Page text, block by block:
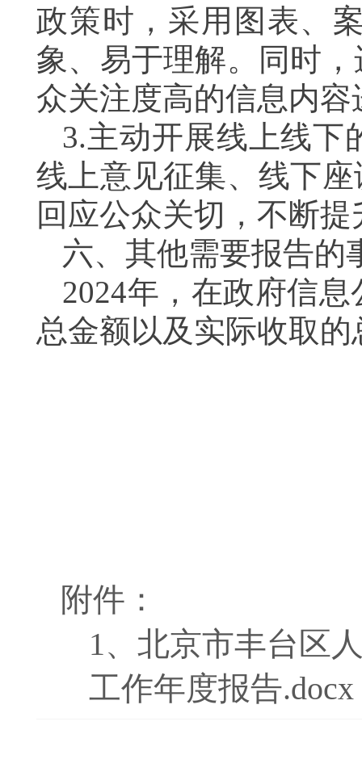
政策时，采用图表、
象、易于理解。同时
众关注度高的信息内容
3.主动开展线上线下
线上意见征集、线下
回应公众关切，不断
六、其他需要报告的
2024年，在政府信
总金额以及实际收取的
附件：
1、 北京市丰台区
工作年度报告.docx